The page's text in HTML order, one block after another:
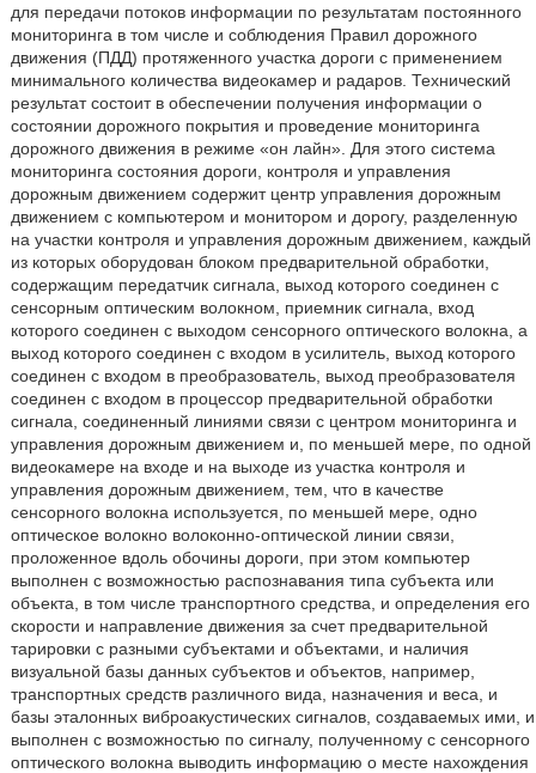
для передачи потоков информации по результатам постоянного
мониторинга в том числе и соблюдения Правил дорожного
движения (ПДД) протяженного участка дороги с применением
минимального количества видеокамер и радаров. Технический
результат состоит в обеспечении получения информации о
состоянии дорожного покрытия и проведение мониторинга
дорожного движения в режиме «он лайн». Для этого система
мониторинга состояния дороги, контроля и управления
дорожным движением содержит центр управления дорожным
движением с компьютером и монитором и дорогу, разделенную
на участки контроля и управления дорожным движением, каждый
из которых оборудован блоком предварительной обработки,
содержащим передатчик сигнала, выход которого соединен с
сенсорным оптическим волокном, приемник сигнала, вход
которого соединен с выходом сенсорного оптического волокна, а
выход которого соединен с входом в усилитель, выход которого
соединен с входом в преобразователь, выход преобразователя
соединен с входом в процессор предварительной обработки
сигнала, соединенный линиями связи с центром мониторинга и
управления дорожным движением и, по меньшей мере, по одной
видеокамере на входе и на выходе из участка контроля и
управления дорожным движением, тем, что в качестве
сенсорного волокна используется, по меньшей мере, одно
оптическое волокно волоконно-оптической линии связи,
проложенное вдоль обочины дороги, при этом компьютер
выполнен с возможностью распознавания типа субъекта или
объекта, в том числе транспортного средства, и определения его
скорости и направление движения за счет предварительной
тарировки с разными субъектами и объектами, и наличия
визуальной базы данных субъектов и объектов, например,
транспортных средств различного вида, назначения и веса, и
базы эталонных виброакустических сигналов, создаваемых ими, и
выполнен с возможностью по сигналу, полученному с сенсорного
оптического волокна выводить информацию о месте нахождения